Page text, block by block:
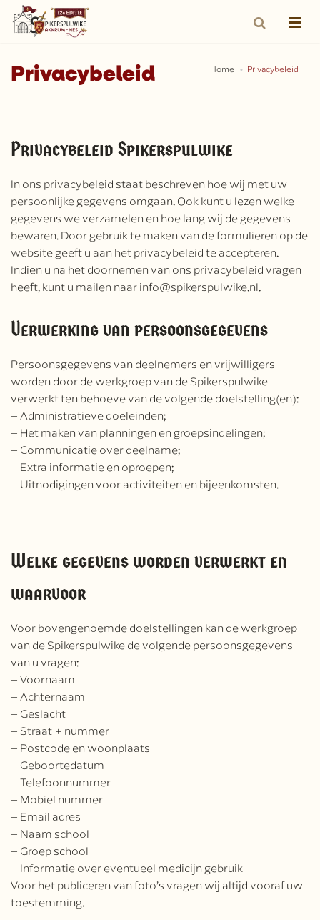
Home Privacybeleid
Privacybeleid
Privacybeleid Spikerspulwike
In ons privacybeleid staat beschreven hoe wij met uw
persoonlijke gegevens omgaan. Ook kunt u lezen welke
gegevens we verzamelen en hoe lang wij de gegevens
bewaren. Door gebruik te maken van de formulieren op de
website geeft u aan het privacybeleid te accepteren.
Indien u na het doornemen van ons privacybeleid vragen
heeft, kunt u mailen naar info@spikerspulwike.nl.
Verwerking van persoonsgegevens
Persoonsgegevens van deelnemers en vrijwilligers
worden door de werkgroep van de Spikerspulwike
verwerkt ten behoeve van de volgende doelstelling(en):
– Administratieve doeleinden;
– Het maken van planningen en groepsindelingen;
– Communicatie over deelname;
– Extra informatie en oproepen;
– Uitnodigingen voor activiteiten en bijeenkomsten.
Welke gegevens worden verwerkt en
waarvoor
Voor bovengenoemde doelstellingen kan de werkgroep
van de Spikerspulwike de volgende persoonsgegevens
van u vragen:
– Voornaam
– Achternaam
– Geslacht
– Straat + nummer
– Postcode en woonplaats
– Geboortedatum
– Telefoonnummer
– Mobiel nummer
– Email adres
– Naam school
– Groep school
– Informatie over eventueel medicijn gebruik
Voor het publiceren van foto’s vragen wij altijd vooraf uw
toestemming.